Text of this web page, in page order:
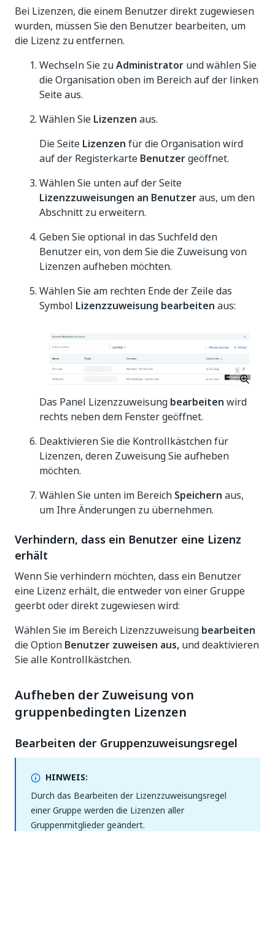
Bei Lizenzen, die einem Benutzer direkt zugewiesen
wurden, müssen Sie den Benutzer bearbeiten, um
die Lizenz zu entfernen.
Wechseln Sie zuAdministrator und wählen Sie
die Organisation oben im Bereich auf der linken
Seite aus.
Wählen Sie Lizenzen aus.
Die Seite Lizenzen für die Organisation wird
auf der Registerkarte Benutzergeöffnet.
Wählen Sie unten auf der Seite
Lizenzzuweisungen an Benutzeraus, um den
Abschnitt zu erweitern.
Geben Sie optional in das Suchfeld den
Benutzer ein, von dem Sie die Zuweisung von
Lizenzen aufheben möchten.
Wählen Sie am rechten Ende der Zeile das
Symbol Lizenzzuweisung bearbeiten aus:
Das Panel Lizenzzuweisung bearbeiten wird
rechts neben dem Fenster geöffnet.
Deaktivieren Sie die Kontrollkästchen für
Lizenzen, deren Zuweisung Sie aufheben
möchten.
Wählen Sie unten im Bereich Speichern aus,
um Ihre Änderungen zu übernehmen.
Verhindern, dass ein Benutzer eine Lizenz
erhält
Wenn Sie verhindern möchten, dass ein Benutzer
eine Lizenz erhält, die entweder von einer Gruppe
geerbt oder direkt zugewiesen wird:
Wählen Sie im Bereich Lizenzzuweisung bearbeiten
die Option Benutzer zuweisen aus, und deaktivieren
Sie alle Kontrollkästchen.
Aufheben der Zuweisung von
gruppenbedingten Lizenzen
Bearbeiten der Gruppenzuweisungsregel
HINWEIS:
Durch das Bearbeiten der Lizenzzuweisungsregel
einer Gruppe werden die Lizenzen aller
Gruppenmitglieder geändert.